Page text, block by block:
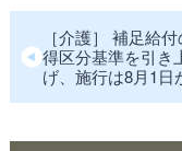
［介護］ 補足給
得区分基準を引き
げ、施行は8月1日